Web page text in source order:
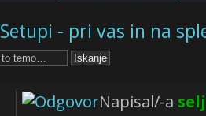
- pri vas in na
Napisal/-a